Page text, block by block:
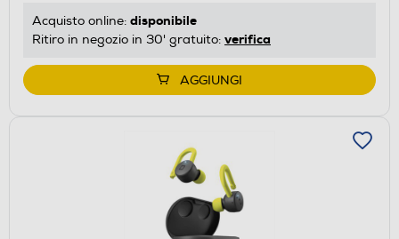
Acquisto online: disponibile
Ritiro in negozio in 30' gratuito: verifica
AGGIUNGI